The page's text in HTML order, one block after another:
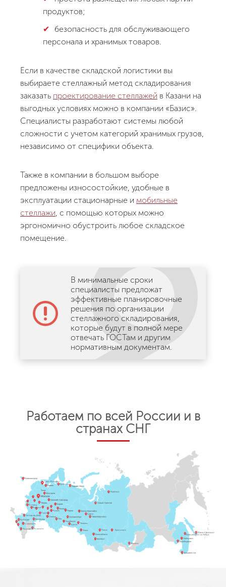
продуктов;
безопасность для обслуживающего
персонала и хранимых товаров.
Если в качестве складской логистики вы
выбираете стеллажный метод складирования
заказать проектирование стеллажей в Казани на
выгодных условиях можно в компании «Базис».
Специалисты разработают системы любой
сложности с учетом категорий хранимых грузов,
независимо от специфики объекта.
Также в компании в большом выборе
предложены износостойкие, удобные в
эксплуатации стационарные и мобильные
стеллажи , с помощью которых можно
эргономично обустроить любое складское
помещение.
В минимальные сроки
специалисты предложат
эффективные планировочные
решения по организации
стеллажного складирования,
которые будут в полной мере
отвечать ГОСТам и другим
нормативным документам.
Работаем по всей России и в
странах СНГ